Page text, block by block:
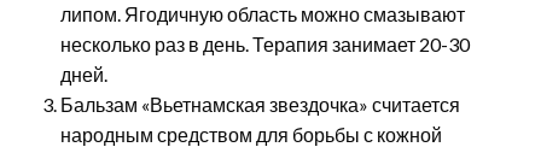
липом. Ягодичную область можно смазывают
несколько раз в день. Терапия занимает 20-30
дней.
Бальзам «Вьетнамская звездочка» считается
народным средством для борьбы с кожной